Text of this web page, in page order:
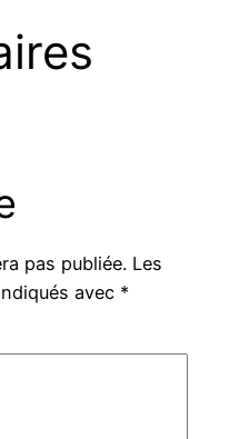
pas publiée. Les
avec *